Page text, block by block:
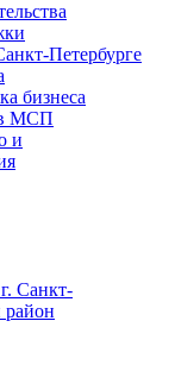
Петербурге
бизнеса
МСП
и
Санкт-
район